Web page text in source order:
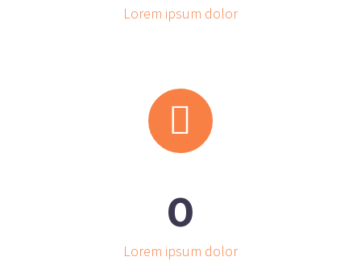
Lorem ipsum dolor


0
Lorem ipsum dolor